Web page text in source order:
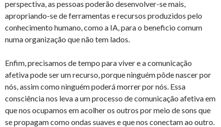
perspectiva, as pessoas poderão desenvolver-se mais,
apropriando-se de ferramentas e recursos produzidos pelo
conhecimento humano, como a IA, para o beneficio comum
numa organização que não tem lados.
Enfim, precisamos de tempo para viver e a comunicação
afetiva pode ser um recurso, porque ninguém pôde nascer por
nós, assim como ninguém poderá morrer por nós. Essa
consciência nos leva a um processo de comunicação afetiva em
que nos ocupamos em acolher os outros por meio de sons que
se propagam como ondas suaves e que nos conectam ao outro.